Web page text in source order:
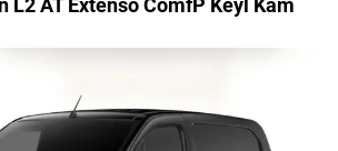
L2 AT Extenso ComfP Keyl Kam